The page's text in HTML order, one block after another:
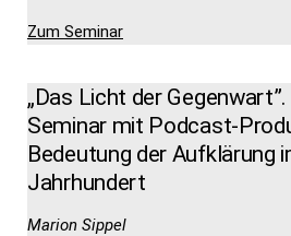
Zum Seminar
„Das Licht der Gegenwart”.
Seminar mit Podcast-
Bedeutung der Aufklärung
Jahrhundert
Marion Sippel